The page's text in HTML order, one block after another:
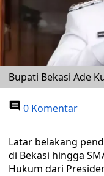
Bupati Bekasi Ade
0 Komentar
Latar belakang
di Bekasi hingga
Hukum dari